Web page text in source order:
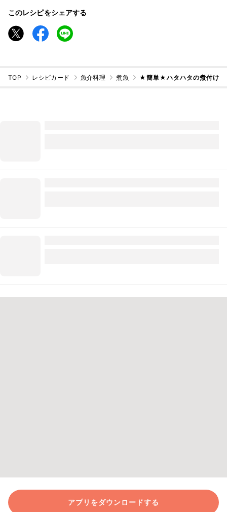
このレシピをシェアする
TOP レシピカード 魚介料理 煮魚 ★簡単★ハタハタの煮付け
アプリをダウンロードする